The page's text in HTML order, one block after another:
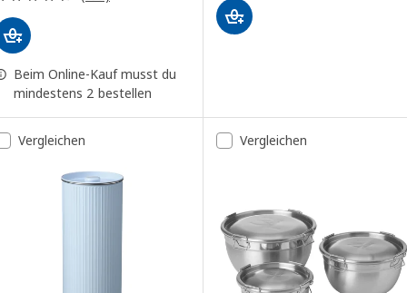
Beim Online-Kauf musst du
mindestens 2 bestellen
Vergleichen Vergleichen